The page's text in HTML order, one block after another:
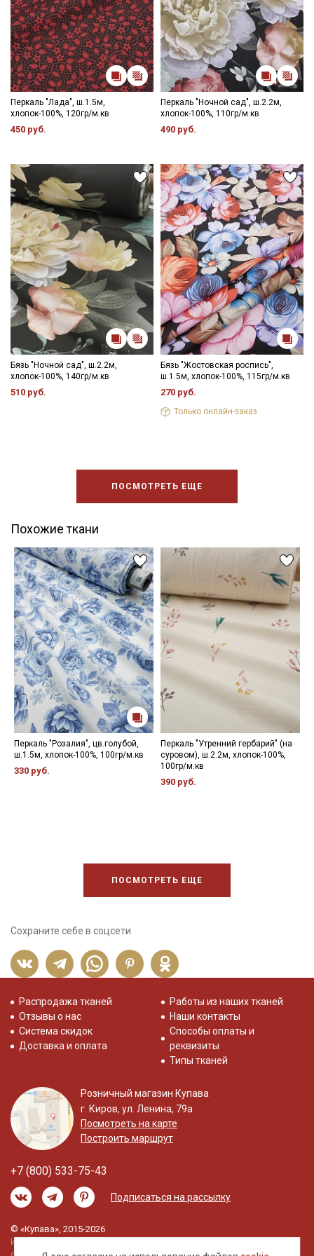
Перкаль "Лада", ш.1.5м,
хлопок-100%, 120гр/м.кв
450 руб.
Перкаль "Ночной сад", ш.2.2м,
хлопок-100%, 110гр/м.кв
490 руб.
Бязь "Ночной сад", ш.2.2м,
хлопок-100%, 140гр/м.кв
510 руб.
Бязь "Жостовская роспись",
ш.1.5м, хлопок-100%, 115гр/м.кв
270 руб.
Только онлайн-заказ
ПОСМОТРЕТЬ ЕЩЕ
Похожие ткани
Перкаль "Розалия", цв.голубой,
ш.1.5м, хлопок-100%, 100гр/м.кв
330 руб.
Перкаль "Утренний гербарий" (на
суровом), ш.2.2м, хлопок-100%,
100гр/м.кв
390 руб.
ПОСМОТРЕТЬ ЕЩЕ
Сохраните себе в соцсети
Распродажа тканей
Отзывы о нас
Система скидок
Доставка и оплата
Работы из наших тканей
Наши контакты
Способы оплаты и
реквизиты
Типы тканей
Розничный магазин Купава
г. Киров, ул. Ленина, 79а
Посмотреть на карте
Построить маршрут
+7 (800) 533-75-43
Подписаться на рассылку
© «Купава», 2015-2026
Информация на сайте не является публичной